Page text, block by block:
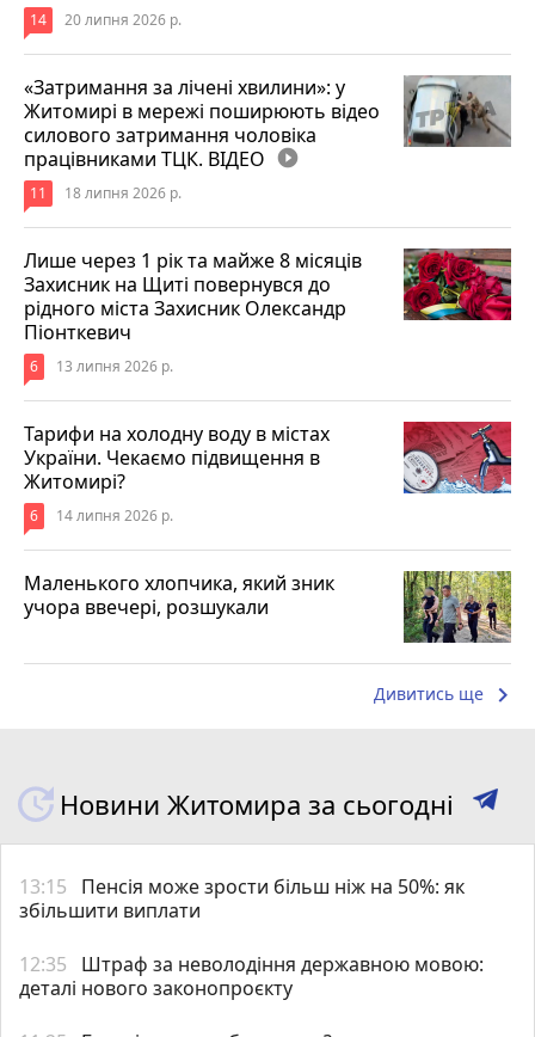
14 20 липня 2026 р.
«Затримання за лічені хвилини»: у
Житомирі в мережі поширюють відео
силового затримання чоловіка
працівниками ТЦК. ВІДЕО play_circle_filled
11 18 липня 2026 р.
Лише через 1 рік та майже 8 місяців
Захисник на Щиті повернувся до
рідного міста Захисник Олександр
Піонткевич
6 13 липня 2026 р.
Тарифи на холодну воду в містах
України. Чекаємо підвищення в
Житомирі?
6 14 липня 2026 р.
Маленького хлопчика, який зник
учора ввечері, розшукали
Дивитись ще keyboard_arrow_right
Новини Житомира за сьогодні
13:15
Пенсія може зрости більш ніж на 50%: як
збільшити виплати
12:35
Штраф за неволодіння державною мовою:
деталі нового законопроєкту